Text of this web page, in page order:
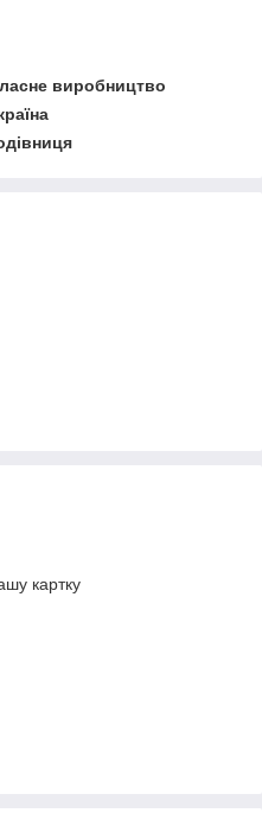
виробництво
картку